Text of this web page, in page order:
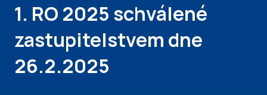
1. RO 2025 schválené
zastupitelstvem dne
26.2.2025